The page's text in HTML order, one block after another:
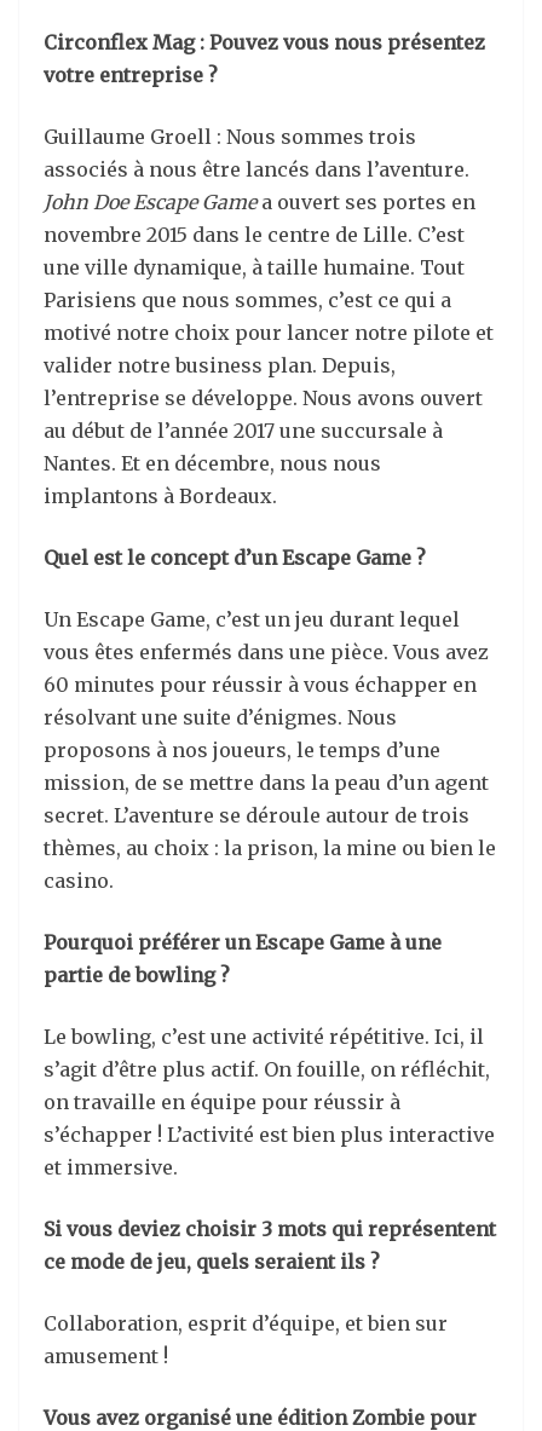
Circonflex Mag : Pouvez vous nous présentez
votre entreprise ?
Guillaume Groell : Nous sommes trois
associés à nous être lancés dans l’aventure.
John Doe Escape Gamea ouvert ses portes en
novembre 2015 dans le centre de Lille. C’est
une ville dynamique, à taille humaine. Tout
Parisiens que nous sommes, c’est ce qui a
motivé notre choix pour lancer notre pilote et
valider notre business plan. Depuis,
l’entreprise se développe. Nous avons ouvert
au début de l’année 2017 une succursale à
Nantes. Et en décembre, nous nous
implantons à Bordeaux.
Quel est le concept d’un Escape Game ?
Un Escape Game, c’est un jeu durant lequel
vous êtes enfermés dans une pièce. Vous avez
60 minutes pour réussir à vous échapper en
résolvant une suite d’énigmes. Nous
proposons à nos joueurs, le temps d’une
mission, de se mettre dans la peau d’un agent
secret. L’aventure se déroule autour de trois
thèmes, au choix : la prison, la mine ou bien le
casino.
Pourquoi préférer un Escape Game à une
partie de bowling ?
Le bowling, c’est une activité répétitive. Ici, il
s’agit d’être plus actif. On fouille, on réfléchit,
on travaille en équipe pour réussir à
s’échapper ! L’activité est bien plus interactive
et immersive.
Si vous deviez choisir 3 mots qui représentent
ce mode de jeu, quels seraient ils ?
Collaboration, esprit d’équipe, et bien sur
amusement !
Vous avez organisé une édition Zombie pour